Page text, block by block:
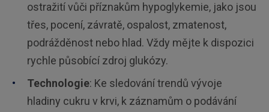
ostražití vůči příznakům hypoglykemie, jako jsou
třes, pocení, závratě, ospalost, zmatenost,
podrážděnost nebo hlad. Vždy mějte k dispozici
rychle působící zdroj glukózy.
Technologie: Ke sledování trendů vývoje
hladiny cukru v krvi, k záznamům o podávání